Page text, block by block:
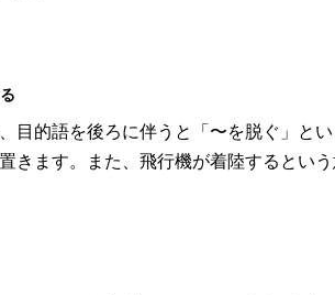
目的語を後ろに伴うと「〜を脱ぐ」
きます。また、飛行機が着陸するという